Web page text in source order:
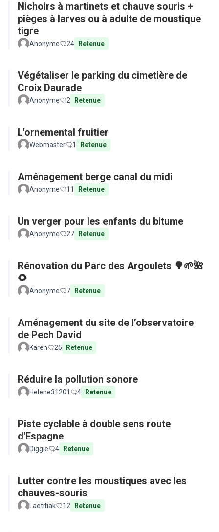
Nichoirs à martinets et chauve souris +
pièges à larves ou à adulte de moustique
tigre
Anonyme 24 Retenue
Végétaliser le parking du cimetière de
Croix Daurade
Anonyme 2 Retenue
L'ornemental fruitier
Webmaster 1 Retenue
Aménagement berge canal du midi
Anonyme 11 Retenue
Un verger pour les enfants du bitume
Anonyme 27 Retenue
Rénovation du Parc des Argoulets 🌳🌱🌺
🌻
Anonyme 7 Retenue
Aménagement du site de l’observatoire
de Pech David
Karen 25 Retenue
Réduire la pollution sonore
Helene31201 4 Retenue
Piste cyclable à double sens route
d'Espagne
Diggie 4 Retenue
Lutter contre les moustiques avec les
chauves-souris
Laetitiak 12 Retenue